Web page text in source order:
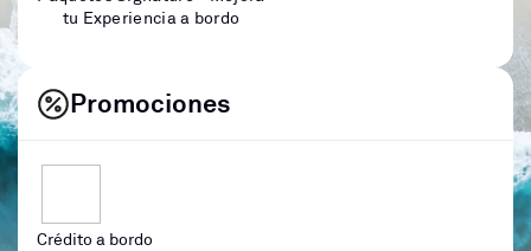
tu Experiencia a bordo
Promociones
Crédito a bordo